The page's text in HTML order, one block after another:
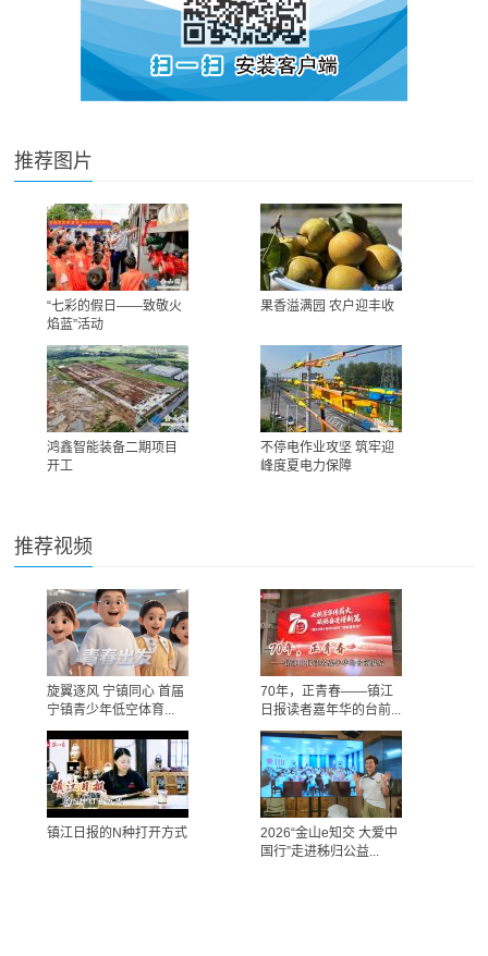
推荐图片
“七彩的假日——致敬火
焰蓝”活动
果香溢满园 农户迎丰收
鸿鑫智能装备二期项目
开工
不停电作业攻坚 筑牢迎
峰度夏电力保障
推荐视频
旋翼逐风 宁镇同心 首届
宁镇青少年低空体育...
70年，正青春——镇江
日报读者嘉年华的台前...
镇江日报的N种打开方式
2026“金山e知交 大爱中
国行”走进秭归公益...